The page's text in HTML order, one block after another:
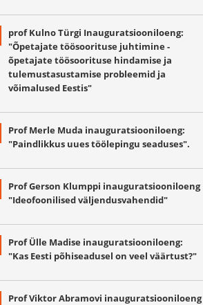
prof Kulno Türgi Inauguratsiooniloeng:
"Õpetajate töösoorituse juhtimine -
õpetajate töösoorituse hindamise ja
tulemustasustamise probleemid ja
võimalused Eestis"
Prof Merle Muda inauguratsiooniloeng:
"Paindlikkus uues töölepingu seaduses".
Prof Gerson Klumppi inauguratsiooniloeng
"Ideofoonilised väljendusvahendid"
Prof Ülle Madise inauguratsiooniloeng:
"Kas Eesti põhiseadusel on veel väärtust?"
Prof Viktor Abramovi inauguratsiooniloeng